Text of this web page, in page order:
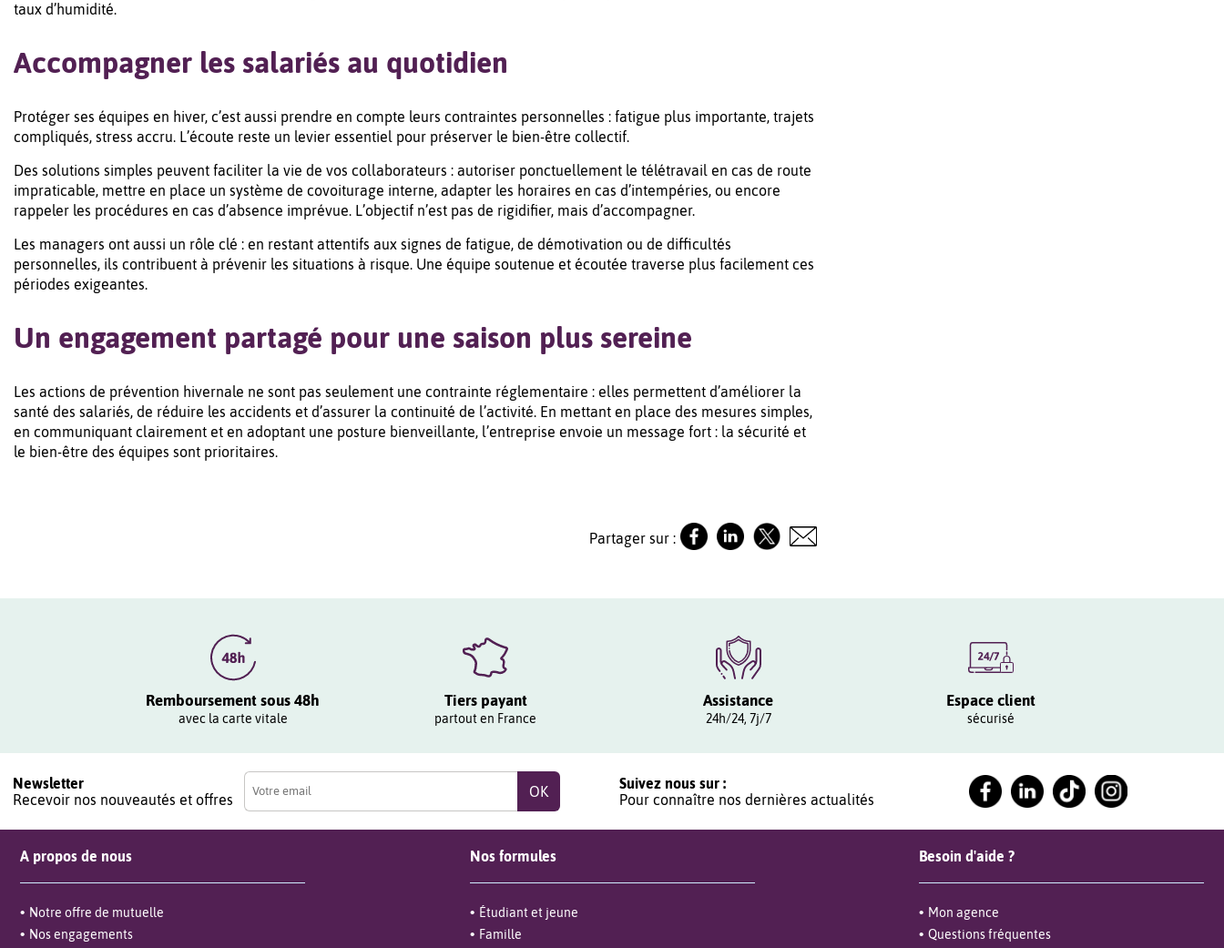
taux d’humidité.
Accompagner les salariés au quotidien
Protéger ses équipes en hiver, c’est aussi prendre en compte leurs contraintes personnelles : fatigue plus importante, trajets
compliqués, stress accru. L’écoute reste un levier essentiel pour préserver le bien-être collectif.
Des solutions simples peuvent faciliter la vie de vos collaborateurs : autoriser ponctuellement le télétravail en cas de route
impraticable, mettre en place un système de covoiturage interne, adapter les horaires en cas d’intempéries, ou encore
rappeler les procédures en cas d’absence imprévue. L’objectif n’est pas de rigidifier, mais d’accompagner.
Les managers ont aussi un rôle clé : en restant attentifs aux signes de fatigue, de démotivation ou de difficultés
personnelles, ils contribuent à prévenir les situations à risque. Une équipe soutenue et écoutée traverse plus facilement ces
périodes exigeantes.
Un engagement partagé pour une saison plus sereine
Les actions de prévention hivernale ne sont pas seulement une contrainte réglementaire : elles permettent d’améliorer la
santé des salariés, de réduire les accidents et d’assurer la continuité de l’activité. En mettant en place des mesures simples,
en communiquant clairement et en adoptant une posture bienveillante, l’entreprise envoie un message fort : la sécurité et
le bien-être des équipes sont prioritaires.
Partager sur :
Remboursement sous 48h
avec la carte vitale
Tiers payant
partout en France
Assistance
24h/24, 7j/7
Espace client
sécurisé
Newsletter
Recevoir nos nouveautés et offres
Suivez nous sur :
Pour connaître nos dernières actualités
A propos de nous
Notre offre de mutuelle
Nos engagements
Nos formules
Étudiant et jeune
Famille
Besoin d'aide ?
Mon agence
Questions fréquentes